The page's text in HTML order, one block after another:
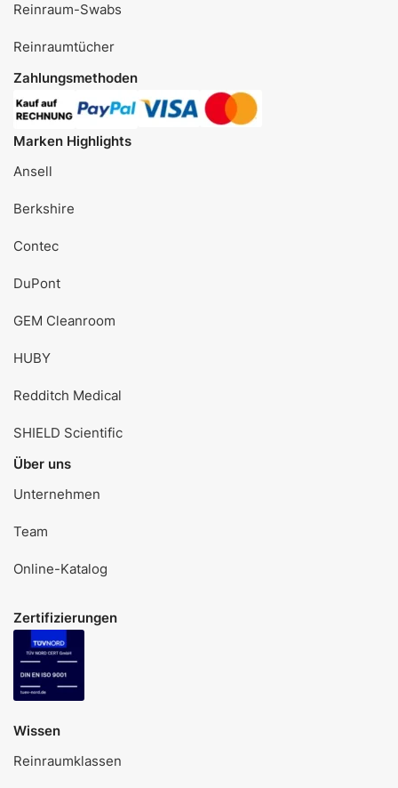
Reinraum-Swabs
Reinraumtücher
Zahlungsmethoden
Marken Highlights
Ansell
Berkshire
Contec
DuPont
GEM Cleanroom
HUBY
Redditch Medical
SHIELD Scientific
Über uns
Unternehmen
Team
Online-Katalog
Zertifizierungen
Wissen
Reinraumklassen